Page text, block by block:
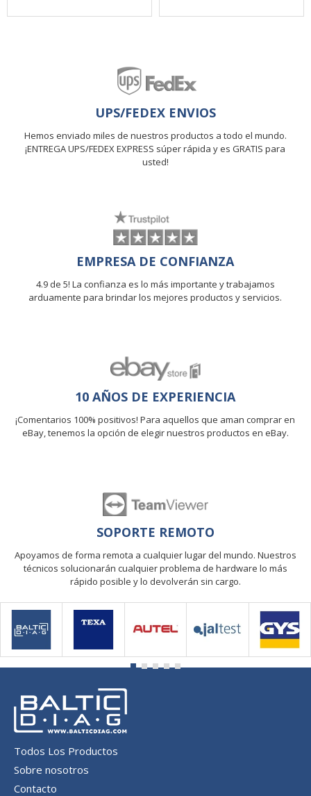
UPS/FEDEX ENVIOS
Hemos enviado miles de nuestros productos a todo el mundo.
¡ENTREGA UPS/FEDEX EXPRESS súper rápida y es GRATIS para
usted!
EMPRESA DE CONFIANZA
4.9 de 5! La confianza es lo más importante y trabajamos
arduamente para brindar los mejores productos y servicios.
10 AÑOS DE EXPERIENCIA
¡Comentarios 100% positivos! Para aquellos que aman comprar en
eBay, tenemos la opción de elegir nuestros productos en eBay.
SOPORTE REMOTO
Apoyamos de forma remota a cualquier lugar del mundo. Nuestros
técnicos solucionarán cualquier problema de hardware lo más
rápido posible y lo devolverán sin cargo.
Todos Los Productos
Sobre nosotros
Contacto